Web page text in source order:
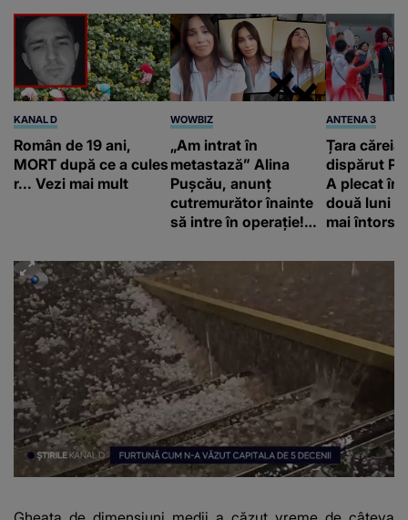
KANAL D
Român de 19 ani,
MORT după ce a cules
r... Vezi mai mult
WOWBIZ
„Am intrat în
metastază” Alina
Pușcău, anunț
cutremurător înainte
să intre în operație!
mesaj emoționant
fanilor
ANTENA 3
Țara căreia
dispărut
A plecat în
două luni
mai întors